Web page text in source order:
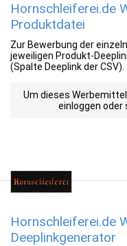
Hornschleiferei.de
Produktdatei
Zur Bewerbung der
jeweiligen Produkt-
(Spalte Deeplink der CSV).
Um dieses
einloggen oder
Hornschleiferei.de
Deeplinkgenerator